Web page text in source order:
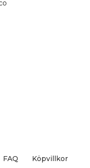
FAQ Köpvillkor